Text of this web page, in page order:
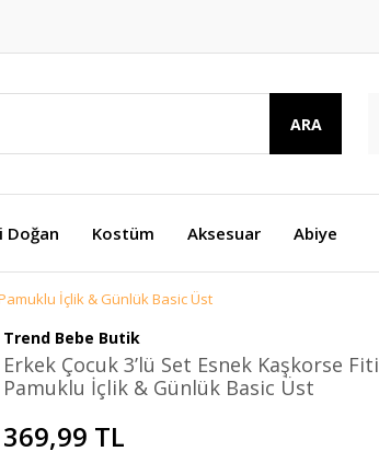
ARA
Doğan Kostüm Aksesuar Abiye
İçlik & Günlük Basic Üst
Trend Bebe Butik
Erkek Çocuk 3’lü Set Esnek Kaşkorse
Pamuklu İçlik & Günlük Basic Üst
369,99 TL